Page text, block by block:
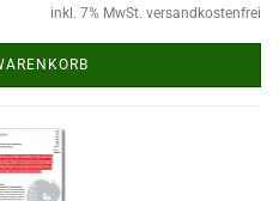
inkl. 7% MwSt. versandkostenfrei